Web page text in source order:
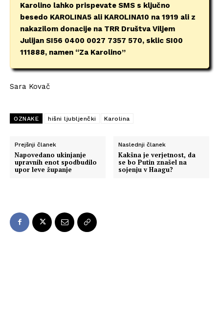
Karolino lahko prispevate SMS s ključno
besedo KAROLINA5 ali KAROLINA10 na 1919 ali z
nakazilom donacije na TRR Društva Viljem
Julijan SI56 0400 0027 7357 570, sklic SI00
111888, namen “Za Karolino”
Sara Kovač
OZNAKE hišni ljubljenčki Karolina
Prejšnji članek
Napovedano ukinjanje
upravnih enot spodbudilo
upor leve županje
Naslednji članek
Kakšna je verjetnost, da
se bo Putin znašel na
sojenju v Haagu?